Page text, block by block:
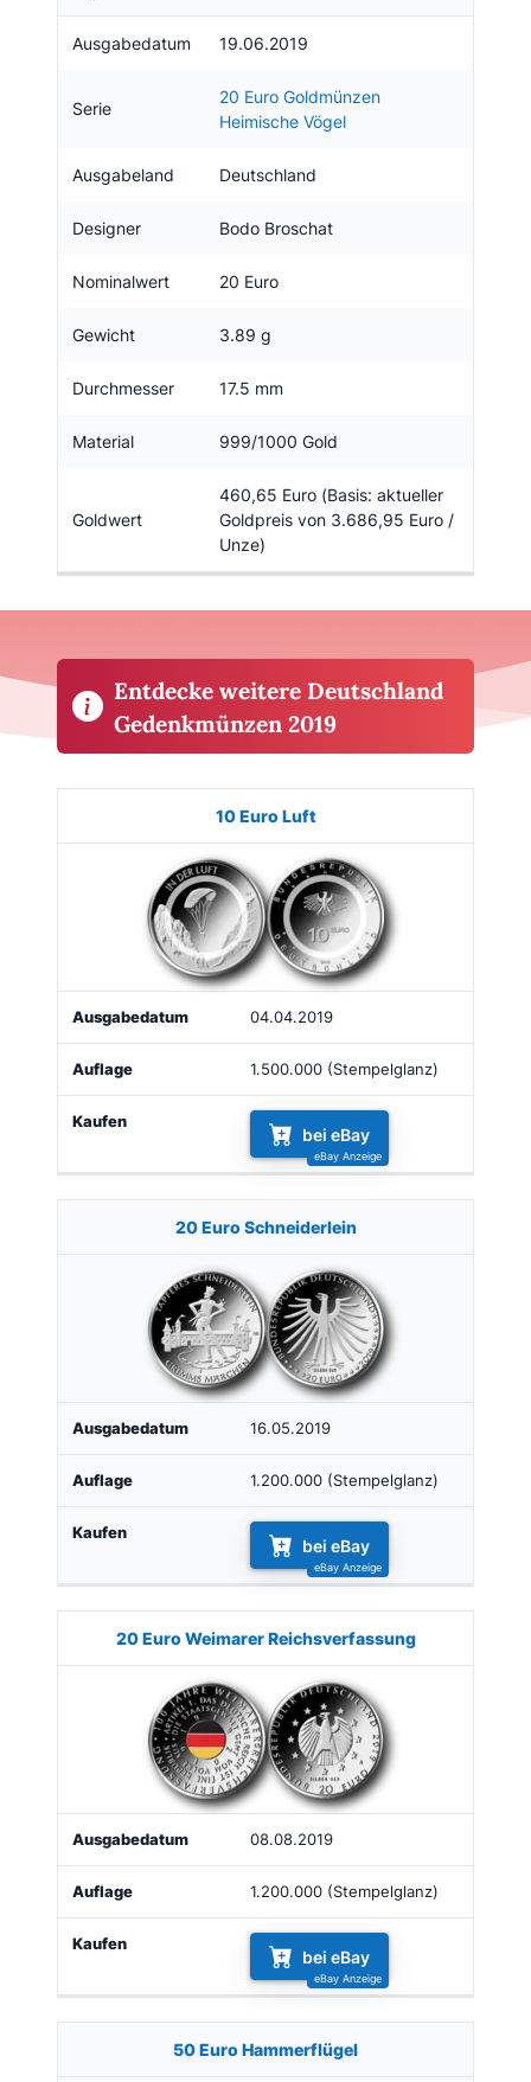
Ausgabedatum 19.06.2019
Serie
20 Euro Goldmünzen
Heimische Vögel
Ausgabeland Deutschland
Designer Bodo Broschat
Nominalwert 20 Euro
Gewicht 3.89 g
Durchmesser 17.5 mm
Material 999/1000 Gold
Goldwert
460,65 Euro (Basis: aktueller
Goldpreis von 3.686,95 Euro /
Unze)
Entdecke weitere Deutschland
Gedenkmünzen 2019
Ausgabe
10 Euro Luft
04.04.2019
1.500.000 (Stempelglanz)
bei eBay
20 Euro Schneiderlein
16.05.2019
1.200.000 (Stempelglanz)
bei eBay
20 Euro Weimarer Reichsverfassung
08.08.2019
1.200.000 (Stempelglanz)
bei eBay
50 Euro Hammerflügel